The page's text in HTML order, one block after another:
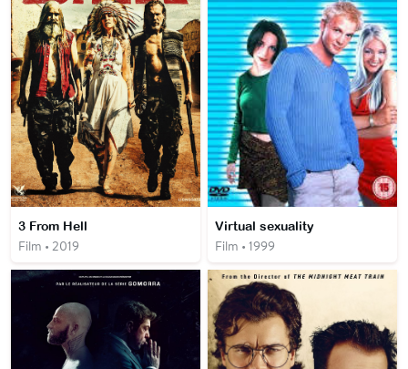
3 From Hell
Film • 2019
Virtual sexuality
Film • 1999